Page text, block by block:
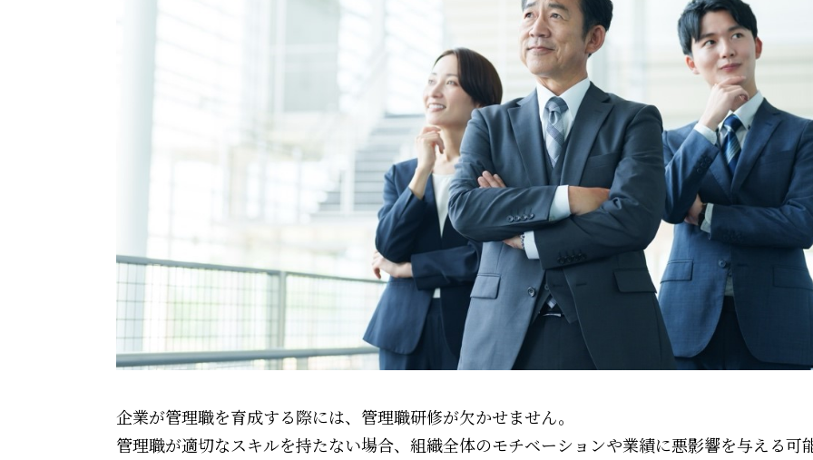
企業が管理職を育成する際には、管理職研修が欠かせません。
管理職が適切なスキルを持たない場合、組織全体のモチベーションや業績に悪影響を与える可